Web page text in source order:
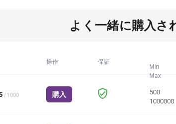
よく一緒に購入さ
操作 保証
Min
Max
/ 1000 購入
500
1000000